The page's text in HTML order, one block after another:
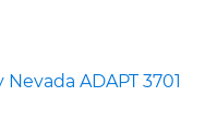
ADAPT 3701